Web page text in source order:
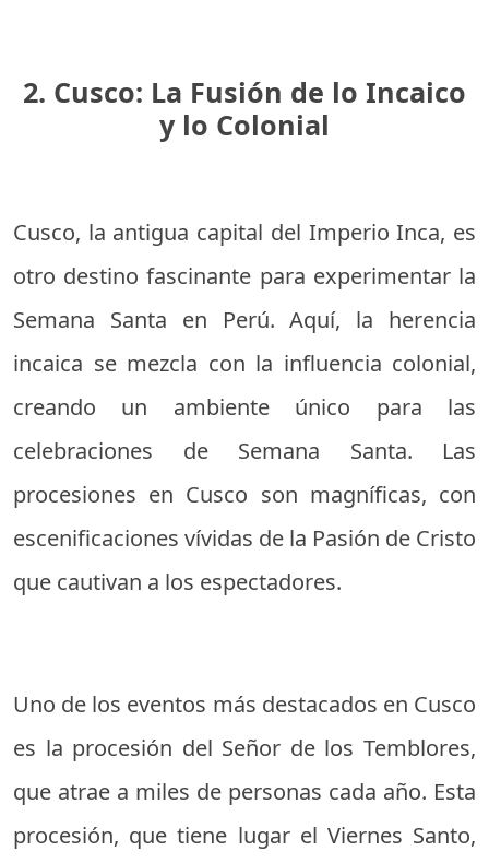
2. Cusco: La Fusión de lo Incaico
y lo Colonial
Cusco, la antigua capital del Imperio Inca, es
otro destino fascinante para experimentar la
Semana Santa en Perú. Aquí, la herencia
incaica se mezcla con la influencia colonial,
creando un ambiente único para las
celebraciones de Semana Santa. Las
procesiones en Cusco son magníficas, con
escenificaciones vívidas de la Pasión de Cristo
que cautivan a los espectadores.
Uno de los eventos más destacados en Cusco
es la procesión del Señor de los Temblores,
que atrae a miles de personas cada año. Esta
procesión, que tiene lugar el Viernes Santo,